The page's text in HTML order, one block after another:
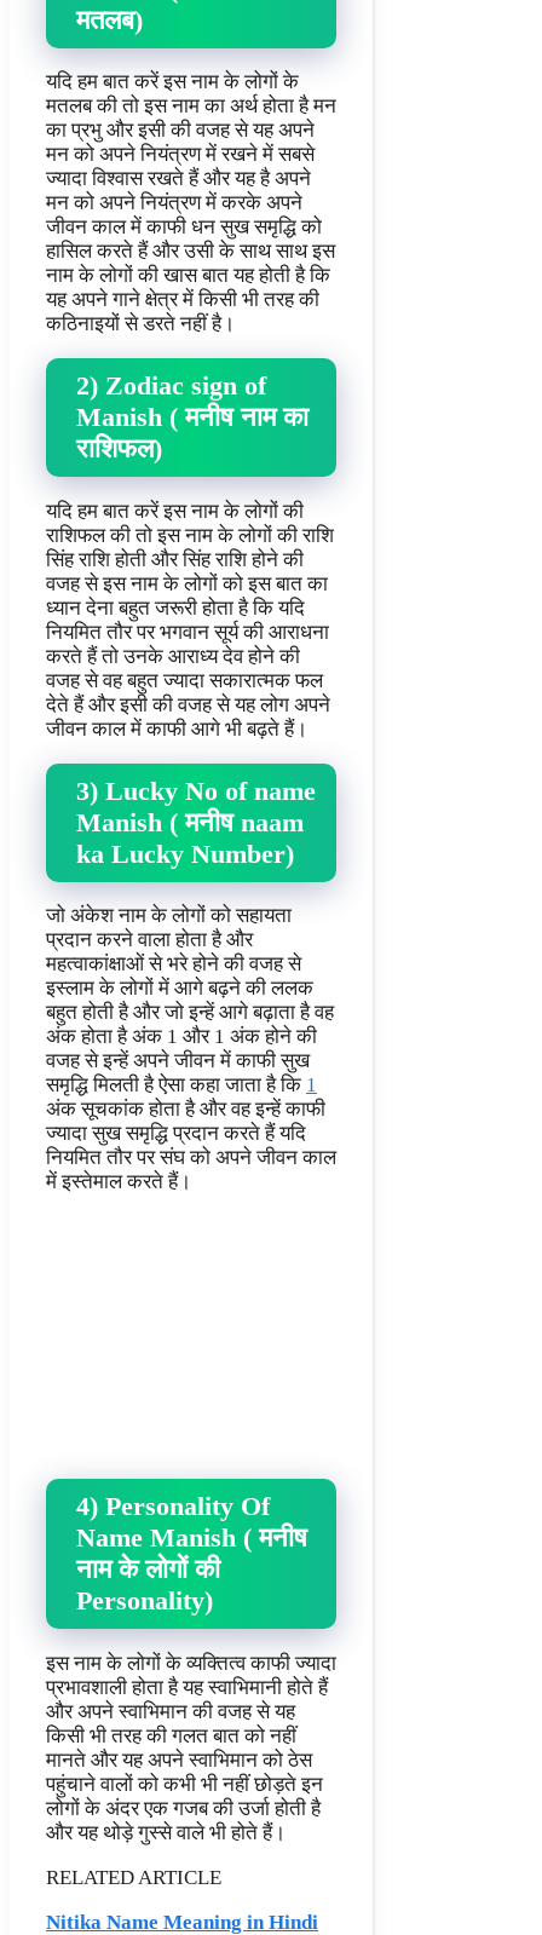
मतलब)
यदि हम बात करें इस नाम के लोगों के
मतलब की तो इस नाम का अर्थ होता है मन
का प्रभु और इसी की वजह से यह अपने
मन को अपने नियंत्रण में रखने में सबसे
ज्यादा विश्वास रखते हैं और यह है अपने
मन को अपने नियंत्रण में करके अपने
जीवन काल में काफी धन सुख समृद्धि को
हासिल करते हैं और उसी के साथ साथ इस
नाम के लोगों की खास बात यह होती है कि
यह अपने गाने क्षेत्र में किसी भी तरह की
कठिनाइयों से डरते नहीं है।
2) Zodiac sign of
Manish ( मनीष नाम का
राशिफल)
यदि हम बात करें इस नाम के लोगों की
राशिफल की तो इस नाम के लोगों की राशि
सिंह राशि होती और सिंह राशि होने की
वजह से इस नाम के लोगों को इस बात का
ध्यान देना बहुत जरूरी होता है कि यदि
नियमित तौर पर भगवान सूर्य की आराधना
करते हैं तो उनके आराध्य देव होने की
वजह से वह बहुत ज्यादा सकारात्मक फल
देते हैं और इसी की वजह से यह लोग अपने
जीवन काल में काफी आगे भी बढ़ते हैं।
3) Lucky No of name
Manish ( मनीष naam
ka Lucky Number)
जो अंकेश नाम के लोगों को सहायता
प्रदान करने वाला होता है और
महत्वाकांक्षाओं से भरे होने की वजह से
इस्लाम के लोगों में आगे बढ़ने की ललक
बहुत होती है और जो इन्हें आगे बढ़ाता है वह
अंक होता है अंक 1 और 1 अंक होने की
वजह से इन्हें अपने जीवन में काफी सुख
समृद्धि मिलती है ऐसा कहा जाता है कि 1
अंक सूचकांक होता है और वह इन्हें काफी
ज्यादा सुख समृद्धि प्रदान करते हैं यदि
नियमित तौर पर संघ को अपने जीवन काल
में इस्तेमाल करते हैं।
4) Personality Of
Name Manish ( मनीष
नाम के लोगों की
Personality)
इस नाम के लोगों के व्यक्तित्व काफी ज्यादा
प्रभावशाली होता है यह स्वाभिमानी होते हैं
और अपने स्वाभिमान की वजह से यह
किसी भी तरह की गलत बात को नहीं
मानते और यह अपने स्वाभिमान को ठेस
पहुंचाने वालों को कभी भी नहीं छोड़ते इन
लोगों के अंदर एक गजब की उर्जा होती है
और यह थोड़े गुस्से वाले भी होते हैं।
RELATED ARTICLE
Nitika Name Meaning in Hindi